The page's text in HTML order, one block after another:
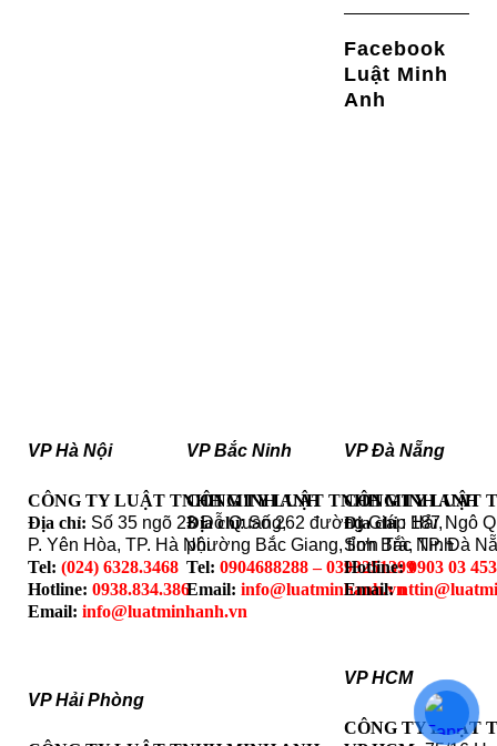
Facebook
Luật Minh
Anh
VP Hà Nội
CÔNG TY LUẬT TNHH MINH ANH
Địa chỉ: Số 35 ngõ 23 Đỗ Quang,
P. Yên Hòa, TP. Hà Nội
Tel: (024) 6328.3468
Hotline: 0938.834.386
Email: info@luatminhanh.vn
VP Hải Phòng
VP Bắc Ninh
CÔNG TY LUẬT TNHH MINH ANH
Địa chỉ: Số 262 đường Giáp Hải,
phường Bắc Giang, tỉnh Bắc Ninh
Tel: 0904688288 – 0393251399
Email: info@luatminhanh.vn
VP Đà Nẵng
CÔNG TY LUẬT
Địa chỉ: 187 Ngô
Sơn Trà, TP. Đà
Hotline:0903 03
Email:
VP HCM
CÔNG TY LUẬT